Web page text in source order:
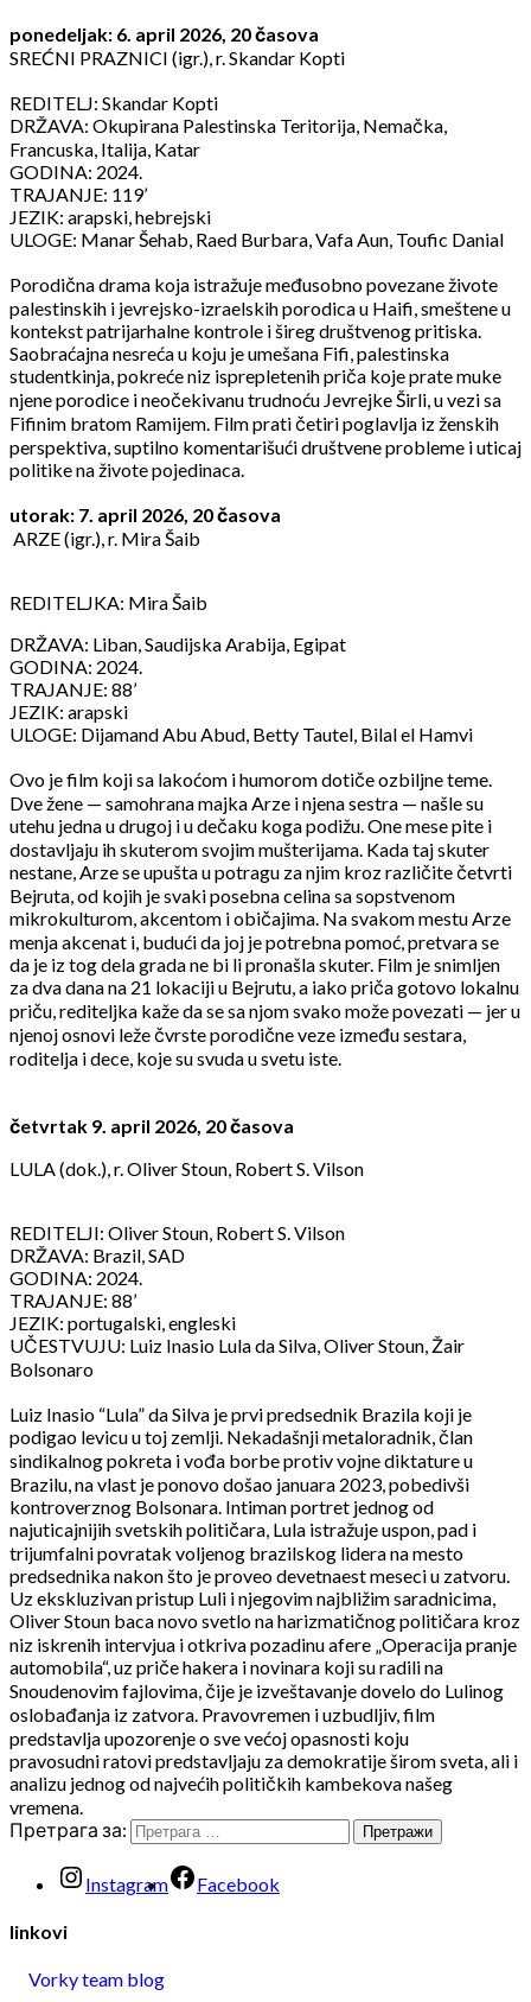
ponedeljak: 6. april 2026, 20 časova
SREĆNI PRAZNICI (igr.), r. Skandar Kopti
REDITELJ: Skandar Kopti
DRŽAVA: Okupirana Palestinska Teritorija, Nemačka,
Francuska, Italija, Katar
GODINA: 2024.
TRAJANJE: 119’
JEZIK: arapski, hebrejski
ULOGE: Manar Šehab, Raed Burbara, Vafa Aun, Toufic Danial
Porodična drama koja istražuje međusobno povezane živote
palestinskih i jevrejsko-izraelskih porodica u Haifi, smeštene u
kontekst patrijarhalne kontrole i šireg društvenog pritiska.
Saobraćajna nesreća u koju je umešana Fifi, palestinska
studentkinja, pokreće niz isprepletenih priča koje prate muke
njene porodice i neočekivanu trudnoću Jevrejke Širli, u vezi sa
Fifinim bratom Ramijem. Film prati četiri poglavlja iz ženskih
perspektiva, suptilno komentarišući društvene probleme i uticaj
politike na živote pojedinaca.
utorak: 7. april 2026, 20 časova
ARZE (igr.), r. Mira Šaib
REDITELJKA: Mira Šaib
DRŽAVA: Liban, Saudijska Arabija, Egipat
GODINA: 2024.
TRAJANJE: 88’
JEZIK: arapski
ULOGE: Dijamand Abu Abud, Betty Tautel, Bilal el Hamvi
Ovo je film koji sa lakoćom i humorom dotiče ozbiljne teme.
Dve žene — samohrana majka Arze i njena sestra — našle su
utehu jedna u drugoj i u dečaku koga podižu. One mese pite i
dostavljaju ih skuterom svojim mušterijama. Kada taj skuter
nestane, Arze se upušta u potragu za njim kroz različite četvrti
Bejruta, od kojih je svaki posebna celina sa sopstvenom
mikrokulturom, akcentom i običajima. Na svakom mestu Arze
menja akcenat i, budući da joj je potrebna pomoć, pretvara se
da je iz tog dela grada ne bi li pronašla skuter. Film je snimljen
za dva dana na 21 lokaciji u Bejrutu, a iako priča gotovo lokalnu
priču, rediteljka kaže da se sa njom svako može povezati — jer u
njenoj osnovi leže čvrste porodične veze između sestara,
roditelja i dece, koje su svuda u svetu iste.
četvrtak 9. april 2026, 20 časova
LULA (dok.), r. Oliver Stoun, Robert S. Vilson
REDITELJI: Oliver Stoun, Robert S. Vilson
DRŽAVA: Brazil, SAD
GODINA: 2024.
TRAJANJE: 88’
JEZIK: portugalski, engleski
UČESTVUJU: Luiz Inasio Lula da Silva, Oliver Stoun, Žair
Bolsonaro
Luiz Inasio “Lula” da Silva je prvi predsednik Brazila koji je
podigao levicu u toj zemlji. Nekadašnji metaloradnik, član
sindikalnog pokreta i vođa borbe protiv vojne diktature u
Brazilu, na vlast je ponovo došao januara 2023, pobedivši
kontroverznog Bolsonara. Intiman portret jednog od
najuticajnijih svetskih političara, Lula istražuje uspon, pad i
trijumfalni povratak voljenog brazilskog lidera na mesto
predsednika nakon što je proveo devetnaest meseci u zatvoru.
Uz ekskluzivan pristup Luli i njegovim najbližim saradnicima,
Oliver Stoun baca novo svetlo na harizmatičnog političara kroz
niz iskrenih intervjua i otkriva pozadinu afere „Operacija pranje
automobila“, uz priče hakera i novinara koji su radili na
Snoudenovim fajlovima, čije je izveštavanje dovelo do Lulinog
oslobađanja iz zatvora. Pravovremen i uzbudljiv, film
predstavlja upozorenje o sve većoj opasnosti koju
pravosudni ratovi predstavljaju za demokratije širom sveta, ali i
analizu jednog od najvećih političkih kambekova našeg
vremena.
Претрага за:
Instagram Facebook
linkovi
Vorky team blog